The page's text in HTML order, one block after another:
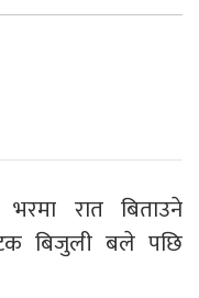
रात बिताउने
बिजुली बले पछि